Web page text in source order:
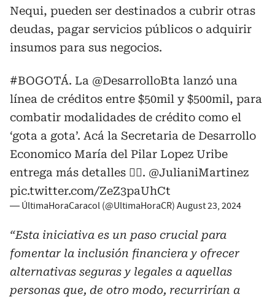
Nequi, pueden ser destinados a cubrir otras
deudas, pagar servicios públicos o adquirir
insumos para sus negocios.
#BOGOTÁ. La @DesarrolloBta lanzó una
línea de créditos entre $50mil y $500mil, para
combatir modalidades de crédito como el
‘gota a gota’. Acá la Secretaria de Desarrollo
Economico María del Pilar Lopez Uribe
entrega más detalles 👇🏻. @JulianiMartinez
pic.twitter.com/ZeZ3paUhCt
— ÚltimaHoraCaracol (@UltimaHoraCR) August 23, 2024
“Esta iniciativa es un paso crucial para
fomentar la inclusión financiera y ofrecer
alternativas seguras y legales a aquellas
personas que, de otro modo, recurrirían a